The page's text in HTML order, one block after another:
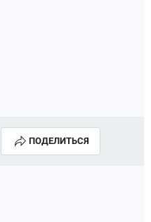
ПОДЕЛИТЬСЯ